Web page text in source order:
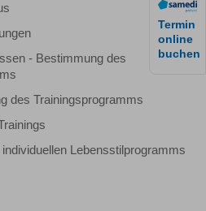
Termin
online
buchen
- Bestimmung des
des Trainingsprogramms
Lebensstilprogramms